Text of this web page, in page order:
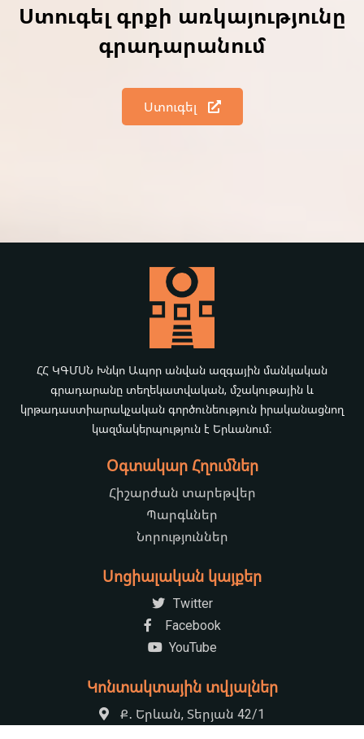
Ստուգել գրքի առկայությունը
գրադարանում
Ստուգել
ՀՀ ԿԳՄՍՆ Խնկո Ապոր անվան ազգային մանկական
գրադարանը տեղեկատվական, մշակութային և
կրթադաստիարակչական գործունեություն իրականացնող
կազմակերպություն է Երևանում։
Օգտակար Հղումներ
Հիշարժան տարեթվեր
Պարգևներ
Նորություններ
Սոցիալական կայքեր
Twitter
Facebook
YouTube
Կոնտակտային տվյալներ
Ք․ Երևան, Տերյան 42/1